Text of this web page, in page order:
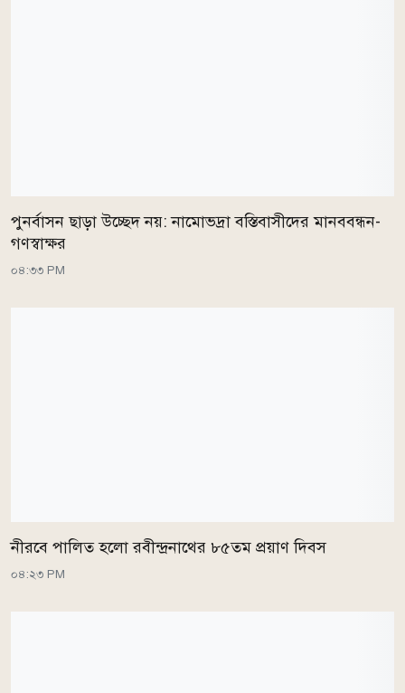
পুনর্বাসন ছাড়া উচ্ছেদ নয়: নামোভদ্রা বস্তিবাসীদের মানববন্ধন-
গণস্বাক্ষর
০৪:৩৩ PM
নীরবে পালিত হলো রবীন্দ্রনাথের ৮৫তম প্রয়াণ দিবস
০৪:২৩ PM